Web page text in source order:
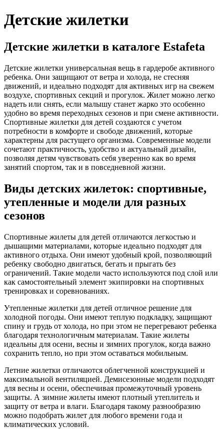
Детские жилетки
Детские жилетки в каталоге Estafeta
Детские жилетки универсальная вещь в гардеробе активного
ребенка. Они защищают от ветра и холода, не стесняя
движений, и идеально подходят для активных игр на свежем
воздухе, спортивных секций и прогулок. Жилет можно легко
надеть или снять, если малышу станет жарко это особенно
удобно во время переходных сезонов и при смене активности.
Спортивные жилетки для детей создаются с учетом
потребности в комфорте и свободе движений, которые
характерны для растущего организма. Современные модели
сочетают практичность, удобство и актуальный дизайн,
позволяя детям чувствовать себя уверенно как во время
занятий спортом, так и в повседневной жизни.
Виды детских жилеток: спортивные,
утепленные и модели для разных
сезонов
Спортивные жилеты для детей отличаются легкостью и
дышащими материалами, которые идеально подходят для
активного отдыха. Они имеют удобный крой, позволяющий
ребенку свободно двигаться, бегать и прыгать без
ограничений. Такие модели часто используются под слой или
как самостоятельный элемент экипировки на спортивных
тренировках и соревнованиях.
Утепленные жилетки для детей отличное решение для
холодной погоды. Они имеют теплую подкладку, защищают
спину и грудь от холода, но при этом не перегревают ребенка
благодаря технологичным материалам. Такие жилеты
идеальны для осени, весны и зимних прогулок, когда важно
сохранить тепло, но при этом оставаться мобильным.
Летние жилетки отличаются облегченной конструкцией и
максимальной вентиляцией. Демисезонные модели подходят
для весны и осени, обеспечивая промежуточный уровень
защиты. А зимние жилеты имеют плотный утеплитель и
защиту от ветра и влаги. Благодаря такому разнообразию
можно подобрать жилет для любого времени года и
климатических условий.